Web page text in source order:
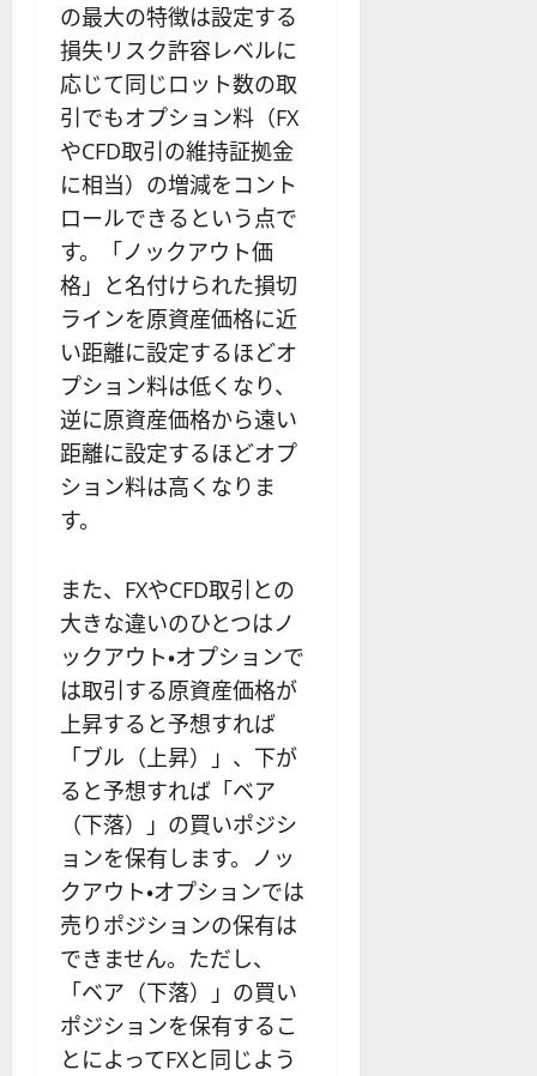
の最大の特徴は設定する
損失リスク許容レベルに
応じて同じロット数の取
引でもオプション料（FX
やCFD取引の維持証拠金
に相当）の増減をコント
ロールできるという点で
す。「ノックアウト価
格」と名付けられた損切
ラインを原資産価格に近
い距離に設定するほどオ
プション料は低くなり、
逆に原資産価格から遠い
距離に設定するほどオプ
ション料は高くなりま
す。
また、FXやCFD取引との
大きな違いのひとつはノ
ックアウト・オプションで
は取引する原資産価格が
上昇すると予想すれば
「ブル（上昇）」、下が
ると予想すれば「ベア
（下落）」の買いポジシ
ョンを保有します。ノッ
クアウト・オプションでは
売りポジションの保有は
できません。ただし、
「ベア（下落）」の買い
ポジションを保有するこ
とによってFXと同じよう